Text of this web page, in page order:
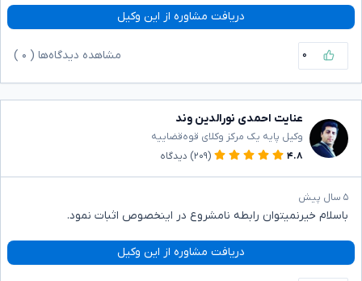
دریافت مشاوره از این وکیل
۰ مشاهده دیدگاه‌ها ( ۰
عنایت احمدی نورالدین وند
وکیل پایه یک مرکز وکلای قوه‌قضاییه
۴.۸
(۲۰۹) دیدگاه
۵ سال پیش
باسلام خیرنمیتوان رابطه نامشروع در اینخصوص اثبات نمود.
دریافت مشاوره از این وکیل